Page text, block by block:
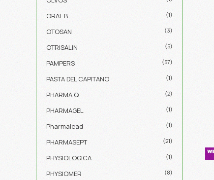
ORAL B (1)
OTOSAN (3)
OTRISALIN (5)
PAMPERS (57)
PASTA DEL CAPITANO (1)
PHARMA Q (2)
PHARMAGEL (1)
Pharmalead (1)
PHARMASEPT (21)
PHYSIOLOGICA (1)
PHYSIOMER (8)